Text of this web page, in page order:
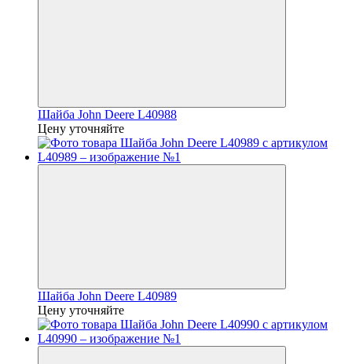
Шайба John Deere L40988
Цену уточняйте
Шайба John Deere L40989
Цену уточняйте